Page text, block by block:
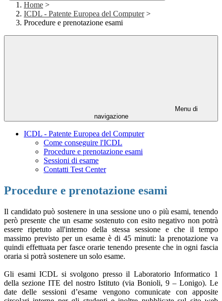
Home >
ICDL - Patente Europea del Computer >
Procedure e prenotazione esami
Menu di
navigazione
ICDL - Patente Europea del Computer
Come conseguire l'ICDL
Procedure e prenotazione esami
Sessioni di esame
Contatti Test Center
Procedure e prenotazione esami
Il candidato può sostenere in una sessione uno o più esami, tenendo
però presente che un esame sostenuto con esito negativo non potrà
essere ripetuto all'interno della stessa sessione e che il tempo
massimo previsto per un esame è di 45 minuti: la prenotazione va
quindi effettuata per fasce orarie tenendo presente che in ogni fascia
oraria si potrà sostenere un solo esame.
Gli esami ICDL si svolgono presso il Laboratorio Informatico 1
della sezione ITE del nostro Istituto (via Bonioli, 9 – Lonigo). Le
date delle sessioni d’esame vengono comunicate con apposite